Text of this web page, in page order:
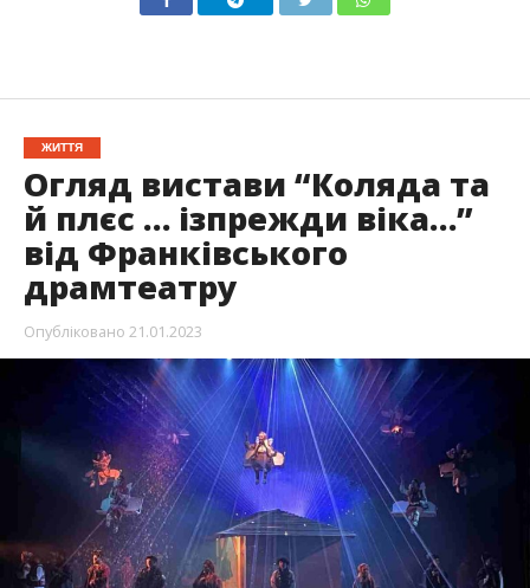
ЖИТТЯ
Огляд вистави “Коляда та
й плєс … ізпрежди віка…”
від Франківського
драмтеатру
Опубліковано 21.01.2023